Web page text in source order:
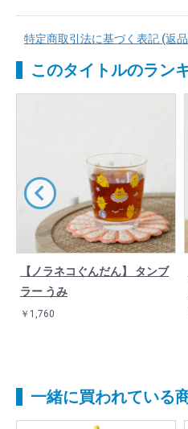
特定商取引法に基づく表記 (返
このタイトルのラン
【ノラネコぐんだん】 タンブ
ラー うみ
￥1,760
一緒に買われている